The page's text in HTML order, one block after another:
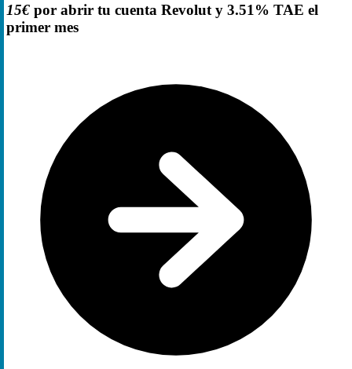
15€ por abrir tu cuenta Revolut y 3.51% TAE el
primer mes